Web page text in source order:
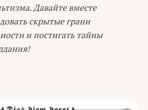
Давайте вместе
скрытые грани
и постигать тайны